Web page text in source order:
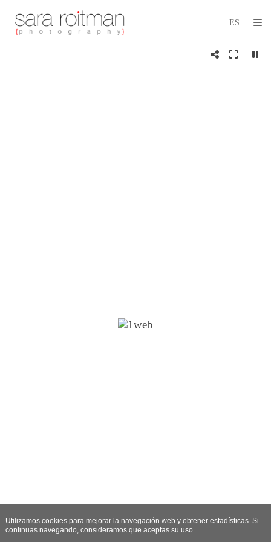
Utilizamos cookies para mejorar la navegación web y obtener estadísticas. Si
continuas navegando, consideramos que aceptas su uso.